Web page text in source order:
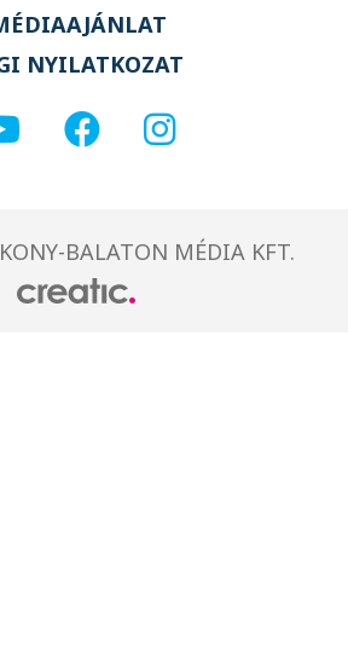
NYILATKOZAT
BALATON MÉDIA KFT.